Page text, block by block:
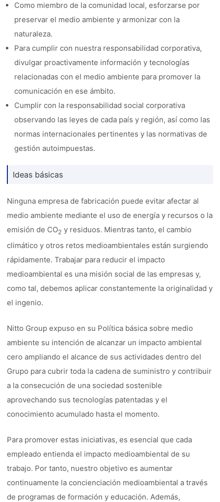
Como miembro de la comunidad local, esforzarse por
preservar el medio ambiente y armonizar con la
naturaleza.
Para cumplir con nuestra responsabilidad corporativa,
divulgar proactivamente información y tecnologías
relacionadas con el medio ambiente para promover la
comunicación en ese ámbito.
Cumplir con la responsabilidad social corporativa
observando las leyes de cada país y región, así como las
normas internacionales pertinentes y las normativas de
gestión autoimpuestas.
Ideas básicas
Ninguna empresa de fabricación puede evitar afectar al
medio ambiente mediante el uso de energía y recursos o la
emisión de CO2 y residuos. Mientras tanto, el cambio
climático y otros retos medioambientales están surgiendo
rápidamente. Trabajar para reducir el impacto
medioambiental es una misión social de las empresas y,
como tal, debemos aplicar constantemente la originalidad y
el ingenio.
Nitto Group expuso en su Política básica sobre medio
ambiente su intención de alcanzar un impacto ambiental
cero ampliando el alcance de sus actividades dentro del
Grupo para cubrir toda la cadena de suministro y contribuir
a la consecución de una sociedad sostenible
aprovechando sus tecnologías patentadas y el
conocimiento acumulado hasta el momento.
Para promover estas iniciativas, es esencial que cada
empleado entienda el impacto medioambiental de su
trabajo. Por tanto, nuestro objetivo es aumentar
continuamente la concienciación medioambiental a través
de programas de formación y educación. Además,